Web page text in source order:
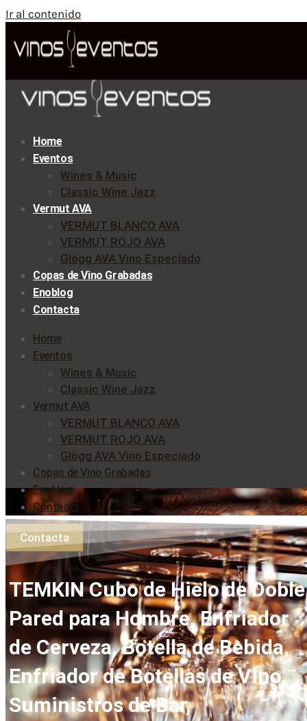
Ir al contenido
Home
Eventos
Wines & Music
Classic Wine Jazz
Vermut AVA
VERMUT BLANCO AVA
VERMUT ROJO AVA
Glögg AVA Vino Especiado
Copas de Vino Grabadas
Enoblog
Contacta
Home
Eventos
Wines & Music
Classic Wine Jazz
Vermut AVA
VERMUT BLANCO AVA
VERMUT ROJO AVA
Glögg AVA Vino Especiado
Copas de Vino Grabadas
Enoblog
Contacta
Contacta
TEMKIN Cubo de Hielo de Doble
Pared para Hombre, Enfriador
de Cerveza, Botella de Bebida,
Enfriador de Botellas de Vino,
Suministros de Bar,